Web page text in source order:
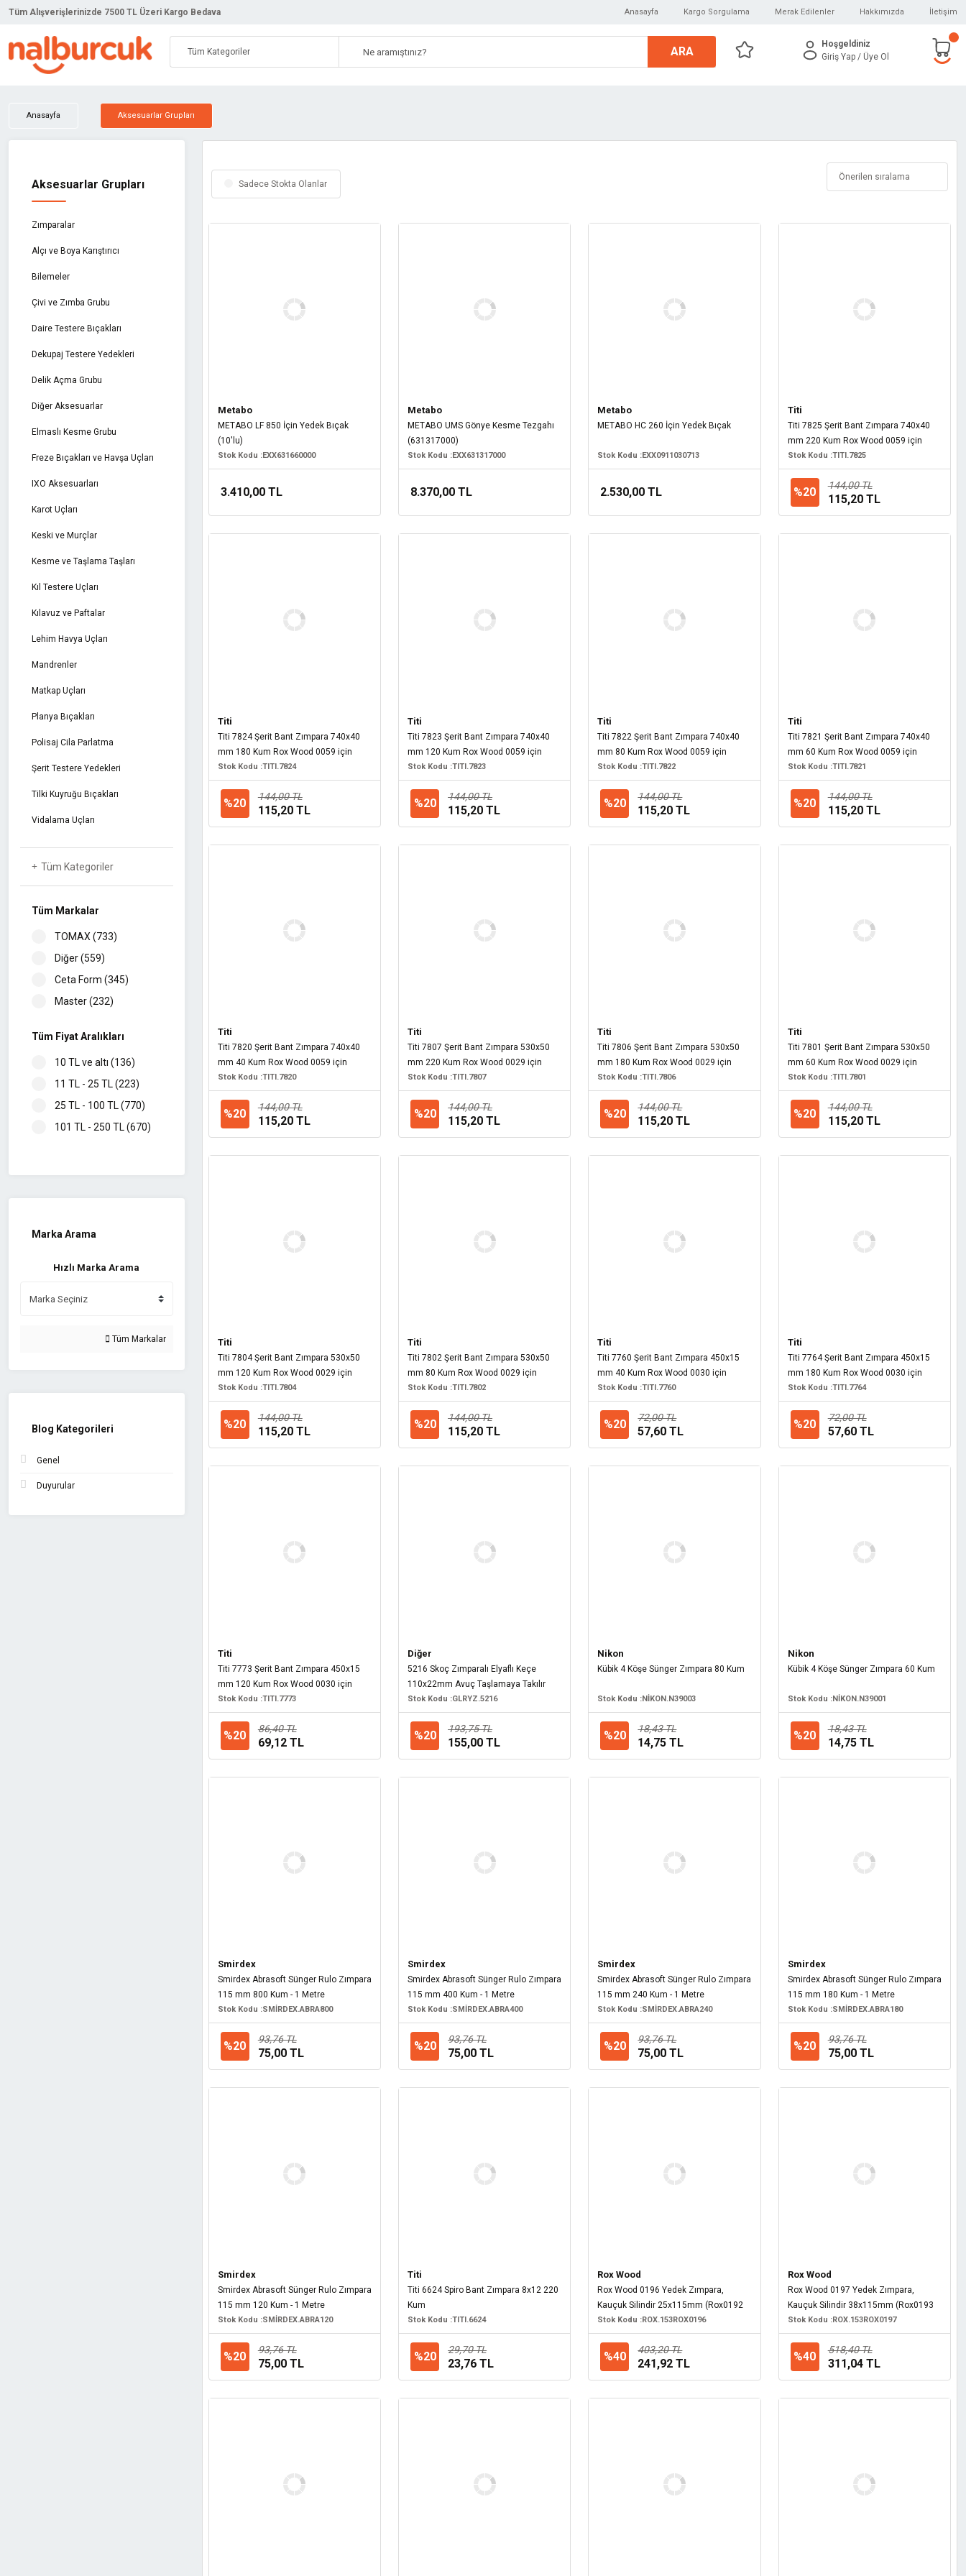
Tüm Alışverişlerinizde 7500 TL Üzeri Kargo Bedava Anasayfa Kargo Sorgulama Merak Edilenler Hakkımızda İletişim
ARA
Hoşgeldiniz
Giriş Yap / Üye Ol
Anasayfa Aksesuarlar Grupları
Aksesuarlar Grupları
Zımparalar
Alçı ve Boya Karıştırıcı
Bilemeler
Çivi ve Zımba Grubu
Daire Testere Bıçakları
Dekupaj Testere Yedekleri
Delik Açma Grubu
Diğer Aksesuarlar
Elmaslı Kesme Grubu
Freze Bıçakları ve Havşa Uçları
IXO Aksesuarları
Karot Uçları
Keski ve Murçlar
Kesme ve Taşlama Taşları
Kıl Testere Uçları
Kılavuz ve Paftalar
Lehim Havya Uçları
Mandrenler
Matkap Uçları
Planya Bıçakları
Polisaj Cila Parlatma
Şerit Testere Yedekleri
Tilki Kuyruğu Bıçakları
Vidalama Uçları
Tüm Kategoriler
Tüm Markalar
TOMAX (733)
Diğer (559)
Ceta Form (345)
Master (232)
Bosch (161)
Titi (103)
İzeltaş (88)
Sia (83)
Topshop (69)
FE (61)
Narex (42)
Pro-Cut (35)
Karbosan (27)
Weller (21)
Eberle (19)
TROY (16)
Tüm Fiyat Aralıkları
10 TL ve altı (136)
11 TL - 25 TL (223)
25 TL - 100 TL (770)
101 TL - 250 TL (670)
Marka Arama
Hızlı Marka Arama
Tüm Markalar
Blog Kategorileri
Genel
Duyurular
Sadece Stokta Olanlar
Metabo
METABO LF 850 İçin Yedek Bıçak
(10'lu)
Stok Kodu :EXX631660000
3.410,00 TL
Metabo
METABO UMS Gönye Kesme Tezgahı
(631317000)
Stok Kodu :EXX631317000
8.370,00 TL
Metabo
METABO HC 260 İçin Yedek Bıçak
Stok Kodu :EXX0911030713
2.530,00 TL
Titi
Titi 7825 Şerit Bant Zımpara 740x40
mm 220 Kum Rox Wood 0059 için
Stok Kodu :TITI.7825
%20 144,00 TL
115,20 TL
Titi
Titi 7824 Şerit Bant Zımpara 740x40
mm 180 Kum Rox Wood 0059 için
Stok Kodu :TITI.7824
%20 144,00 TL
115,20 TL
Titi
Titi 7823 Şerit Bant Zımpara 740x40
mm 120 Kum Rox Wood 0059 için
Stok Kodu :TITI.7823
%20 144,00 TL
115,20 TL
Titi
Titi 7822 Şerit Bant Zımpara 740x40
mm 80 Kum Rox Wood 0059 için
Stok Kodu :TITI.7822
%20 144,00 TL
115,20 TL
Titi
Titi 7821 Şerit Bant Zımpara 740x40
mm 60 Kum Rox Wood 0059 için
Stok Kodu :TITI.7821
%20 144,00 TL
115,20 TL
Titi
Titi 7820 Şerit Bant Zımpara 740x40
mm 40 Kum Rox Wood 0059 için
Stok Kodu :TITI.7820
%20 144,00 TL
115,20 TL
Titi
Titi 7807 Şerit Bant Zımpara 530x50
mm 220 Kum Rox Wood 0029 için
Stok Kodu :TITI.7807
%20 144,00 TL
115,20 TL
Titi
Titi 7806 Şerit Bant Zımpara 530x50
mm 180 Kum Rox Wood 0029 için
Stok Kodu :TITI.7806
%20 144,00 TL
115,20 TL
Titi
Titi 7801 Şerit Bant Zımpara 530x50
mm 60 Kum Rox Wood 0029 için
Stok Kodu :TITI.7801
%20 144,00 TL
115,20 TL
Titi
Titi 7804 Şerit Bant Zımpara 530x50
mm 120 Kum Rox Wood 0029 için
Stok Kodu :TITI.7804
%20 144,00 TL
115,20 TL
Titi
Titi 7802 Şerit Bant Zımpara 530x50
mm 80 Kum Rox Wood 0029 için
Stok Kodu :TITI.7802
%20 144,00 TL
115,20 TL
Titi
Titi 7760 Şerit Bant Zımpara 450x15
mm 40 Kum Rox Wood 0030 için
Stok Kodu :TITI.7760
%20 72,00 TL
57,60 TL
Titi
Titi 7764 Şerit Bant Zımpara 450x15
mm 180 Kum Rox Wood 0030 için
Stok Kodu :TITI.7764
%20 72,00 TL
57,60 TL
Titi
Titi 7773 Şerit Bant Zımpara 450x15
mm 120 Kum Rox Wood 0030 için
Stok Kodu :TITI.7773
%20 86,40 TL
69,12 TL
Diğer
5216 Skoç Zımparalı Elyaflı Keçe
110x22mm Avuç Taşlamaya Takılır
Stok Kodu :GLRYZ.5216
%20 193,75 TL
155,00 TL
Nikon
Kübik 4 Köşe Sünger Zımpara 80 Kum
Stok Kodu :NİKON.N39003
%20 18,43 TL
14,75 TL
Nikon
Kübik 4 Köşe Sünger Zımpara 60 Kum
Stok Kodu :NİKON.N39001
%20 18,43 TL
14,75 TL
Smirdex
Smirdex Abrasoft Sünger Rulo Zımpara
115 mm 800 Kum - 1 Metre
Stok Kodu :SMİRDEX.ABRA800
%20 93,76 TL
75,00 TL
Smirdex
Smirdex Abrasoft Sünger Rulo Zımpara
115 mm 400 Kum - 1 Metre
Stok Kodu :SMİRDEX.ABRA400
%20 93,76 TL
75,00 TL
Smirdex
Smirdex Abrasoft Sünger Rulo Zımpara
115 mm 240 Kum - 1 Metre
Stok Kodu :SMİRDEX.ABRA240
%20 93,76 TL
75,00 TL
Smirdex
Smirdex Abrasoft Sünger Rulo Zımpara
115 mm 180 Kum - 1 Metre
Stok Kodu :SMİRDEX.ABRA180
%20 93,76 TL
75,00 TL
Smirdex
Smirdex Abrasoft Sünger Rulo Zımpara
115 mm 120 Kum - 1 Metre
Stok Kodu :SMİRDEX.ABRA120
%20 93,76 TL
75,00 TL
Titi
Titi 6624 Spiro Bant Zımpara 8x12 220
Kum
Stok Kodu :TITI.6624
%20 29,70 TL
23,76 TL
Rox Wood
Rox Wood 0196 Yedek Zımpara,
Kauçuk Silindir 25x115mm (Rox0192
için)
Stok Kodu :ROX.153ROX0196
%40 403,20 TL
241,92 TL
Rox Wood
Rox Wood 0197 Yedek Zımpara,
Kauçuk Silindir 38x115mm (Rox0193
için)
Stok Kodu :ROX.153ROX0197
%40 518,40 TL
311,04 TL